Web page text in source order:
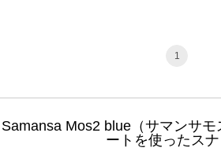
1
Samansa Mos2 blue（サマンサ
ートを使ったス